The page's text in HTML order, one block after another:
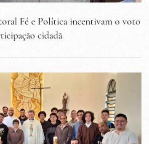
Fé e Política incentivam o voto
cidadã